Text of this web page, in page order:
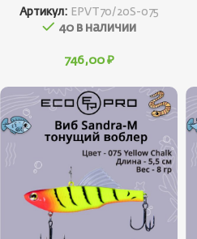
Артикул: EPVT70/20S-075
40 в наличии
746,00 ₽